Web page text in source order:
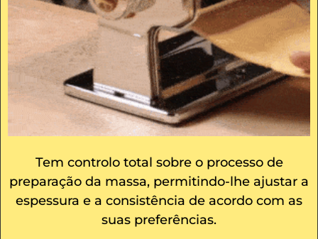
Tem controlo total sobre o processo de
preparação da massa, permitindo-lhe ajustar a
espessura e a consistência de acordo com as
suas preferências.